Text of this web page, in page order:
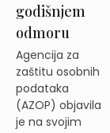
godišnjem
odmoru
Agencija za
zaštitu osobnih
podataka
(AZOP) objavila
je na svojim